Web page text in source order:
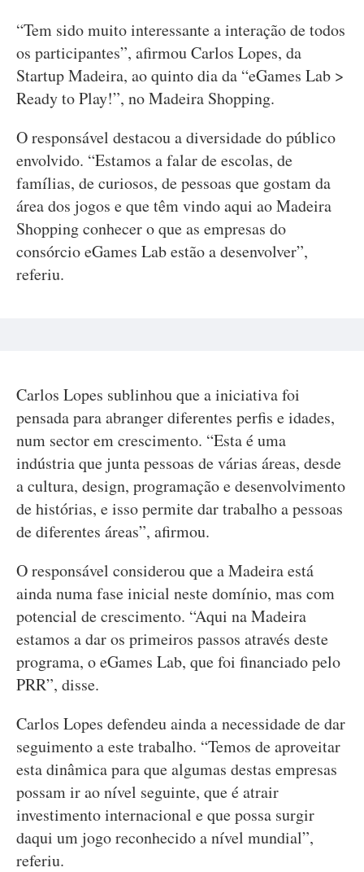
“Tem sido muito interessante a interação de todos
os participantes”, afirmou Carlos Lopes, da
Startup Madeira, ao quinto dia da “eGames Lab >
Ready to Play!”, no Madeira Shopping.
O responsável destacou a diversidade do público
envolvido. “Estamos a falar de escolas, de
famílias, de curiosos, de pessoas que gostam da
área dos jogos e que têm vindo aqui ao Madeira
Shopping conhecer o que as empresas do
consórcio eGames Lab estão a desenvolver”,
referiu.
Carlos Lopes sublinhou que a iniciativa foi
pensada para abranger diferentes perfis e idades,
num sector em crescimento. “Esta é uma
indústria que junta pessoas de várias áreas, desde
a cultura, design, programação e desenvolvimento
de histórias, e isso permite dar trabalho a pessoas
de diferentes áreas”, afirmou.
O responsável considerou que a Madeira está
ainda numa fase inicial neste domínio, mas com
potencial de crescimento. “Aqui na Madeira
estamos a dar os primeiros passos através deste
programa, o eGames Lab, que foi financiado pelo
PRR”, disse.
Carlos Lopes defendeu ainda a necessidade de dar
seguimento a este trabalho. “Temos de aproveitar
esta dinâmica para que algumas destas empresas
possam ir ao nível seguinte, que é atrair
investimento internacional e que possa surgir
daqui um jogo reconhecido a nível mundial”,
referiu.